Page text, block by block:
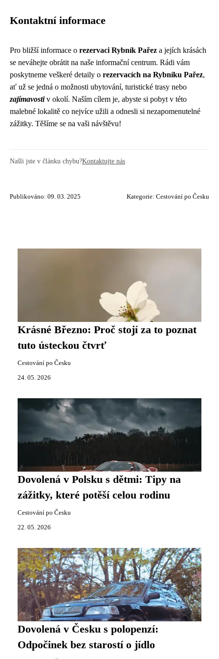
Kontaktní informace
Pro bližší informace o rezervaci Rybník Pařez a jejích krásách
se neváhejte obrátit na naše informační centrum. Rádi vám
poskytneme veškeré detaily o rezervacích na Rybníku Pařez,
ať už se jedná o možnosti ubytování, turistické trasy nebo
zajímavostiv okolí. Naším cílem je, abyste si pobyt v této
malebné lokalitě co nejvíce užili a odnesli si nezapomenutelné
zážitky. Těšíme se na vaši návštěvu!
Našli jste v článku chybu?Kontaktujte nás
Publikováno: 09. 03. 2025 Kategorie: Cestování po Česku
Krásné Březno: Proč stojí za to poznat
tuto ústeckou čtvrť
Cestování po Česku
24. 05. 2026
Dovolená v Polsku s dětmi: Tipy na
zážitky, které potěší celou rodinu
Cestování po Česku
22. 05. 2026
Dovolená v Česku s polopenzí:
Odpočinek bez starostí o jídlo